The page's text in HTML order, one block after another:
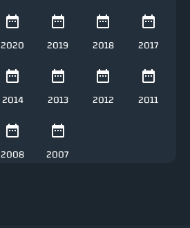
2020 2019 2018 2017
2014 2013 2012 2011
2008 2007